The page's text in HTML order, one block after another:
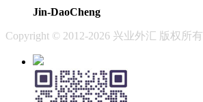
Jin-DaoCheng
Copyright © 2012-2026 兴业外汇 版权所有